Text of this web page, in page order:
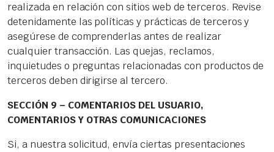
realizada en relación con sitios web de terceros. Revise
detenidamente las políticas y prácticas de terceros y
asegúrese de comprenderlas antes de realizar
cualquier transacción. Las quejas, reclamos,
inquietudes o preguntas relacionadas con productos de
terceros deben dirigirse al tercero.
SECCIÓN 9 – COMENTARIOS DEL USUARIO,
COMENTARIOS Y OTRAS COMUNICACIONES
Si, a nuestra solicitud, envía ciertas presentaciones